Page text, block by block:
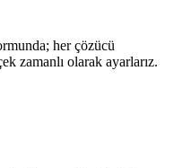
her çözücü
zamanlı olarak ayarlarız.